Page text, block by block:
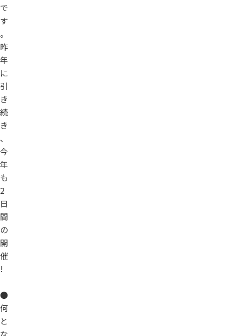
で
す
。
昨
年
に
引
き
続
き
、
今
年
も
2
日
間
の
開
催
!
●
何
と